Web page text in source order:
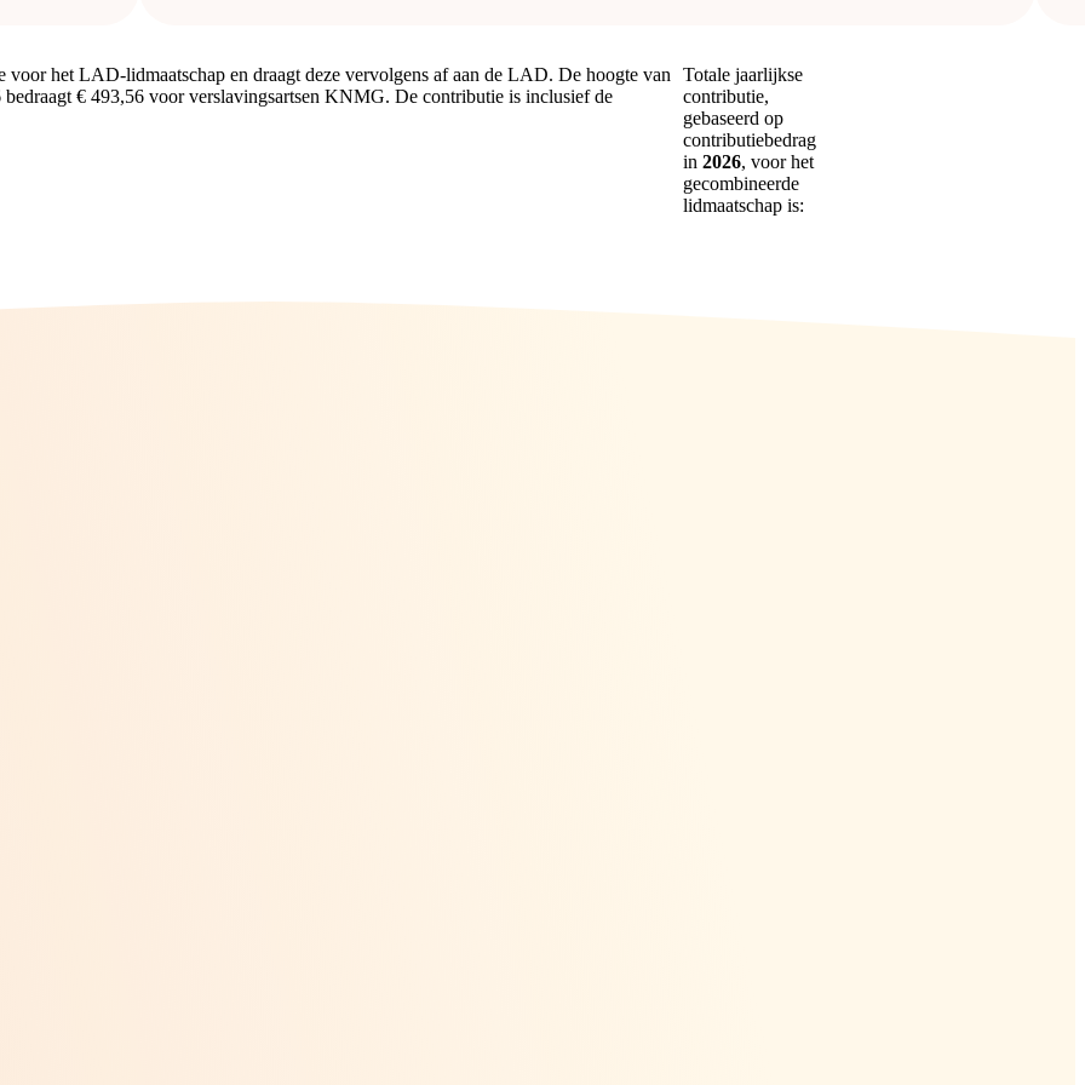
van
Om die
de
LAD
de
de
het LAD-lidmaatschap en draagt deze vervolgens af aan de LAD. De hoogte van
€ 493,56 voor verslavingsartsen KNMG. De contributie is inclusief de
Totale jaarlijkse
contributie,
gebaseerd op
contributiebedrag
in 2026, voor het
gecombineerde
lidmaatschap is: